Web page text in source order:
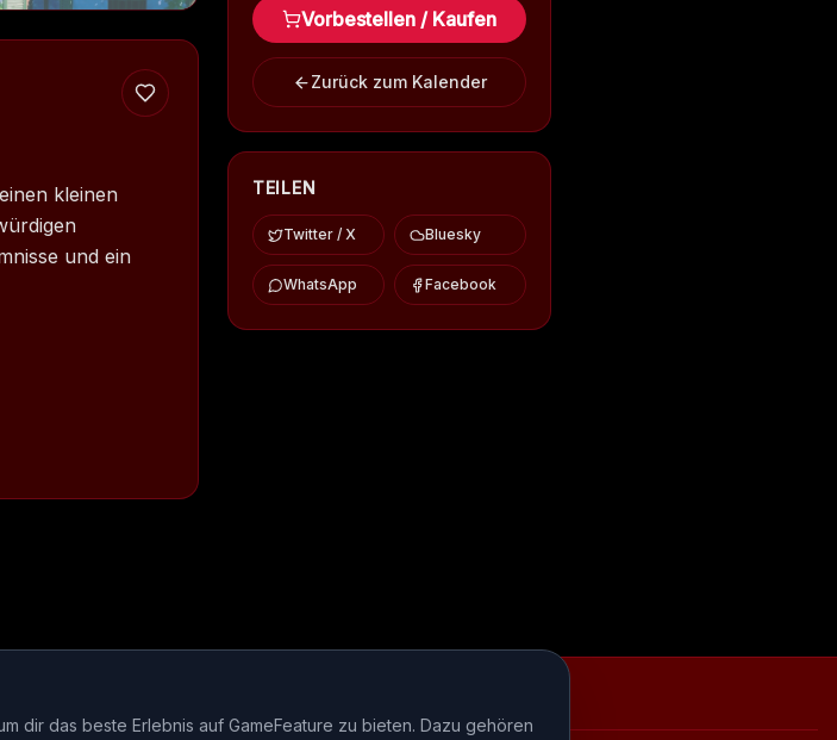
kleinen
und ein
Vorbestellen / Kaufen
Zurück zum Kalender
TEILEN
Twitter / X Bluesky
WhatsApp Facebook
dir das beste Erlebnis auf GameFeature zu bieten. Dazu gehören